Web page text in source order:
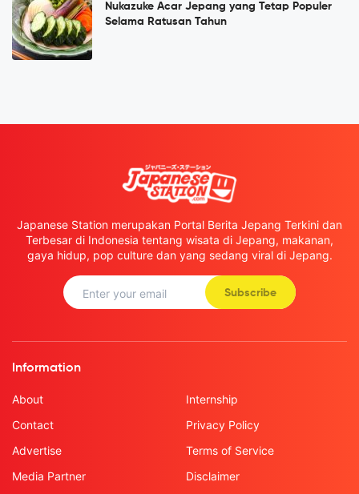
Nukazuke Acar Jepang yang Tetap Populer
Selama Ratusan Tahun
Japanese Station merupakan Portal Berita Jepang Terkini dan
Terbesar di Indonesia tentang wisata di Jepang, makanan,
gaya hidup, pop culture dan yang sedang viral di Jepang.
Subscribe
Information
About
Contact
Advertise
Media Partner
Internship
Privacy Policy
Terms of Service
Disclaimer